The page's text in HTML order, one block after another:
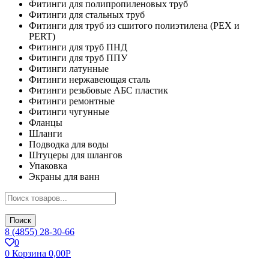
Фитинги для полипропиленовых труб
Фитинги для стальных труб
Фитинги для труб из сшитого полиэтилена (PEX и
PERT)
Фитинги для труб ПНД
Фитинги для труб ППУ
Фитинги латунные
Фитинги нержавеющая сталь
Фитинги резьбовые АБС пластик
Фитинги ремонтные
Фитинги чугунные
Фланцы
Шланги
Подводка для воды
Штуцеры для шлангов
Упаковка
Экраны для ванн
Поиск
8 (4855) 28-30-66
0
0 Корзина 0,00Р